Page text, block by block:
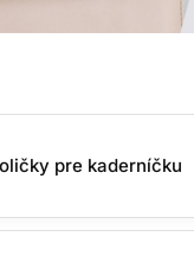
pre kaderníčku